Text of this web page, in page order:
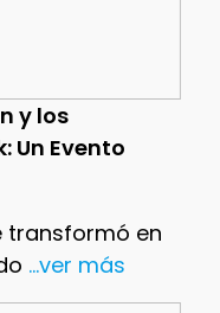
y los
Un Evento
transformó en
...ver más